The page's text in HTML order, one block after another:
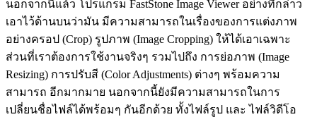
นอกจากนี้แล้ว โปรแกรม FastStone Image Viewer อย่างที่กล่าว
เอาไว้ด้านบนว่ามัน มีความสามารถในเรื่องของการแต่งภาพ
อย่างครอป (Crop) รูปภาพ (Image Cropping) ให้ได้เอาเฉพาะ
ส่วนที่เราต้องการใช้งานจริงๆ รวมไปถึง การย่อภาพ (Image
Resizing) การปรับสี (Color Adjustments) ต่างๆ พร้อมความ
สามารถ อีกมากมาย นอกจากนี้ยังมีความสามารถในการ
เปลี่ยนชื่อไฟล์ได้พร้อมๆ กันอีกด้วย ทั้งไฟล์รูป และ ไฟล์วิดีโอ